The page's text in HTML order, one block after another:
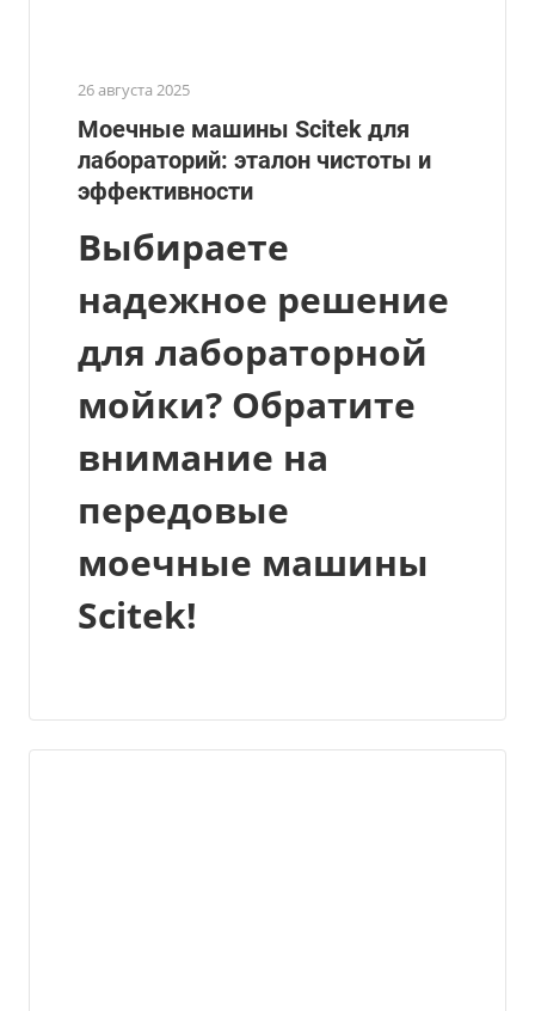
26 августа 2025
Моечные машины Scitek для
лабораторий: эталон чистоты и
эффективности
Выбираете
надежное решение
для лабораторной
мойки? Обратите
внимание на
передовые
моечные машины
Scitek!